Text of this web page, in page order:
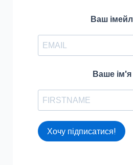
Ваш імейл
Ваше ім'я
Хочу підписатися!